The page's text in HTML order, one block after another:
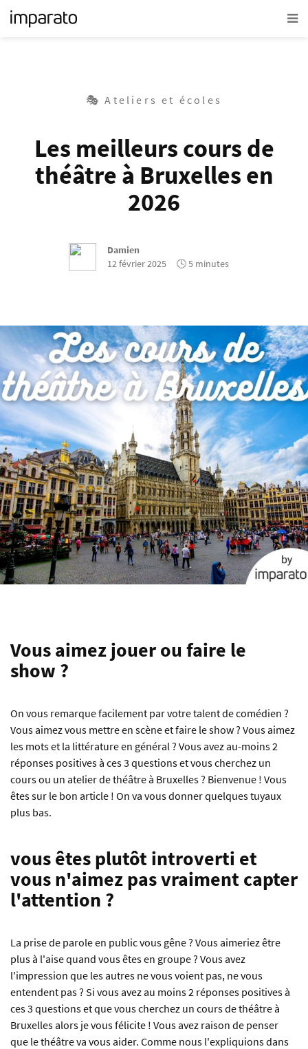
🎭 Ateliers et écoles
Les meilleurs cours de
théâtre à Bruxelles en
2026
Damien
12 février 2025
🕓 5 minutes
Vous aimez jouer ou faire le
show ?
On vous remarque facilement par votre talent de comédien ?
Vous aimez vous mettre en scène et faire le show ? Vous aimez
les mots et la littérature en général ? Vous avez au-moins 2
réponses positives à ces 3 questions et vous cherchez un
cours ou un atelier de théâtre à Bruxelles ? Bienvenue ! Vous
êtes sur le bon article ! On va vous donner quelques tuyaux
plus bas.
vous êtes plutôt introverti et
vous n'aimez pas vraiment capter
l'attention ?
La prise de parole en public vous gêne ? Vous aimeriez être
plus à l'aise quand vous êtes en groupe ? Vous avez
l'impression que les autres ne vous voient pas, ne vous
entendent pas ? Si vous avez au moins 2 réponses positives à
ces 3 questions et que vous cherchez un cours de théâtre à
Bruxelles alors je vous félicite ! Vous avez raison de penser
que le théâtre va vous aider. Comme nous l'expliquions dans